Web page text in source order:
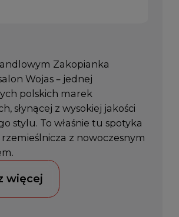
Zakopianka
Wojas – jednej
polskich marek
słynącej z wysokiej jakości
stylu. To właśnie tu spotyka
z nowoczesnym
więcej